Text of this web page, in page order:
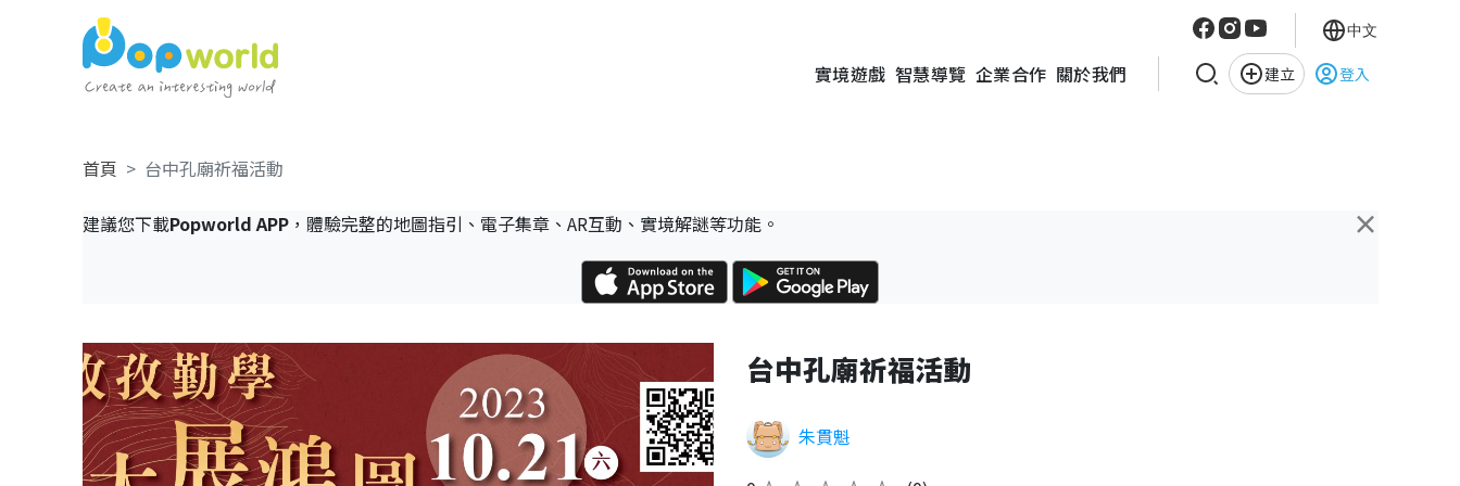
實境遊戲 智慧導覽 企業合作 關於我們 建立 登入
中文
首頁 台中孔廟祈福活動
×
建議您下載Popworld APP，體驗完整的地圖指引、電子集章、AR互動、實境解謎等功能。
台中孔廟祈福活動
朱貫魁